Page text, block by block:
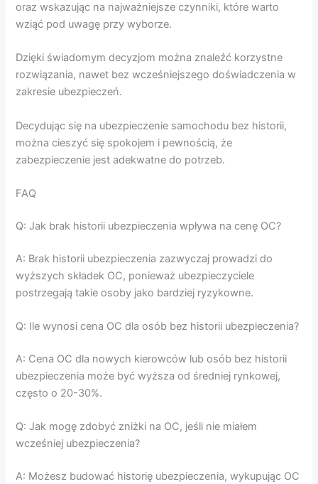
oraz wskazując na najważniejsze czynniki, które warto
wziąć pod uwagę przy wyborze.
Dzięki świadomym decyzjom można znaleźć korzystne
rozwiązania, nawet bez wcześniejszego doświadczenia w
zakresie ubezpieczeń.
Decydując się na ubezpieczenie samochodu bez historii,
można cieszyć się spokojem i pewnością, że
zabezpieczenie jest adekwatne do potrzeb.
FAQ
Q: Jak brak historii ubezpieczenia wpływa na cenę OC?
A: Brak historii ubezpieczenia zazwyczaj prowadzi do
wyższych składek OC, ponieważ ubezpieczyciele
postrzegają takie osoby jako bardziej ryzykowne.
Q: Ile wynosi cena OC dla osób bez historii ubezpieczenia?
A: Cena OC dla nowych kierowców lub osób bez historii
ubezpieczenia może być wyższa od średniej rynkowej,
często o 20-30%.
Q: Jak mogę zdobyć zniżki na OC, jeśli nie miałem
wcześniej ubezpieczenia?
A: Możesz budować historię ubezpieczenia, wykupując OC